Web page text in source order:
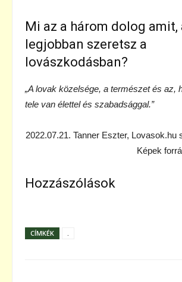
Mi az a három dolog amit,
legjobban szeretsz a
lovászkodásban?
„A lovak közelsége, a természet és az,
tele van élettel és szabadsággal.”
2022.07.21. Tanner Eszter, Lovasok.hu
Képek
Hozzászólások
CÍMKÉK .